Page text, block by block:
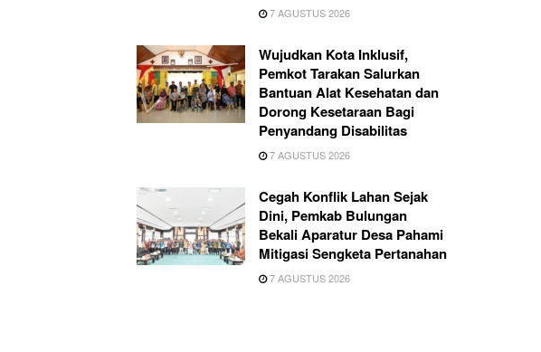
7 AGUSTUS 2026
Wujudkan Kota Inklusif,
Pemkot Tarakan Salurkan
Bantuan Alat Kesehatan dan
Dorong Kesetaraan Bagi
Penyandang Disabilitas
7 AGUSTUS 2026
Cegah Konflik Lahan Sejak
Dini, Pemkab Bulungan
Bekali Aparatur Desa Pahami
Mitigasi Sengketa Pertanahan
7 AGUSTUS 2026